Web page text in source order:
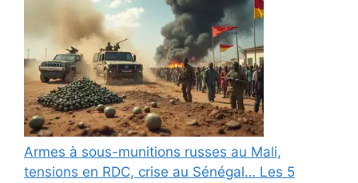
Armes à sous-munitions russes au Mali,
tensions en RDC, crise au Sénégal… Les 5